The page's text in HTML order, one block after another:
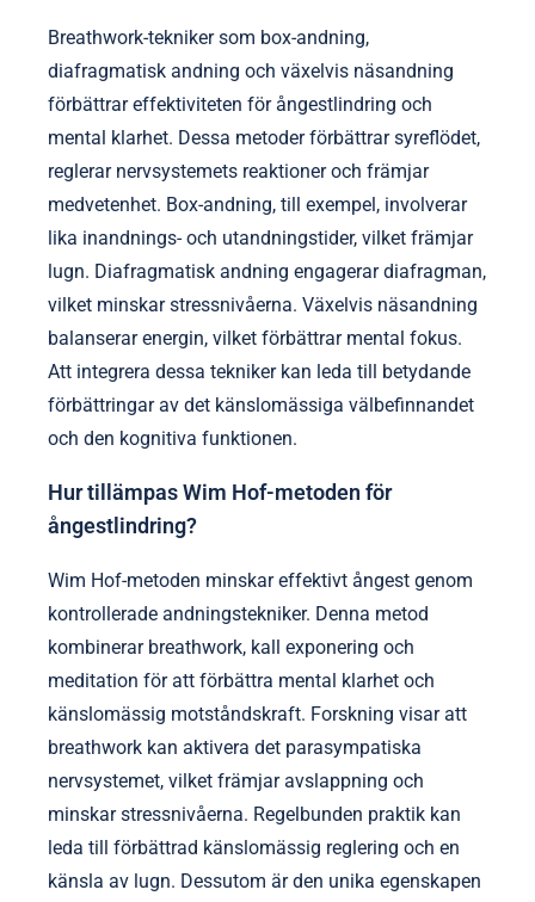
Breathwork-tekniker som box-andning,
diafragmatisk andning och växelvis näsandning
förbättrar effektiviteten för ångestlindring och
mental klarhet. Dessa metoder förbättrar syreflödet,
reglerar nervsystemets reaktioner och främjar
medvetenhet. Box-andning, till exempel, involverar
lika inandnings- och utandningstider, vilket främjar
lugn. Diafragmatisk andning engagerar diafragman,
vilket minskar stressnivåerna. Växelvis näsandning
balanserar energin, vilket förbättrar mental fokus.
Att integrera dessa tekniker kan leda till betydande
förbättringar av det känslomässiga välbefinnandet
och den kognitiva funktionen.
Hur tillämpas Wim Hof-metoden för
ångestlindring?
Wim Hof-metoden minskar effektivt ångest genom
kontrollerade andningstekniker. Denna metod
kombinerar breathwork, kall exponering och
meditation för att förbättra mental klarhet och
känslomässig motståndskraft. Forskning visar att
breathwork kan aktivera det parasympatiska
nervsystemet, vilket främjar avslappning och
minskar stressnivåerna. Regelbunden praktik kan
leda till förbättrad känslomässig reglering och en
känsla av lugn. Dessutom är den unika egenskapen